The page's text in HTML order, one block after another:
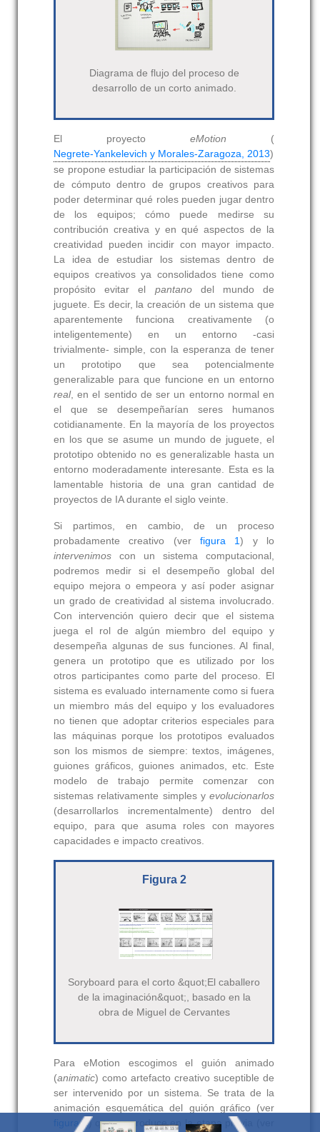
Diagrama de flujo del proceso de
desarrollo de un corto animado.
El proyectoeMotion (
Negrete-Yankelevich y Morales-Zaragoza, 2013)
se propone estudiar la participación de sistemas
de cómputo dentro de grupos creativos para
poder determinar qué roles pueden jugar dentro
de los equipos; cómo puede medirse su
contribución creativa y en qué aspectos de la
creatividad pueden incidir con mayor impacto.
La idea de estudiar los sistemas dentro de
equipos creativos ya consolidados tiene como
propósito evitar el pantanodel mundo de
juguete. Es decir, la creación de un sistema que
aparentemente funciona creativamente (o
inteligentemente) en un entorno -casi
trivialmente- simple, con la esperanza de tener
un prototipo que sea potencialmente
generalizable para que funcione en un entorno
real, en el sentido de ser un entorno normal en
el que se desempeñarían seres humanos
cotidianamente. En la mayoría de los proyectos
en los que se asume un mundo de juguete, el
prototipo obtenido no es generalizable hasta un
entorno moderadamente interesante. Esta es la
lamentable historia de una gran cantidad de
proyectos de IA durante el siglo veinte.
Si partimos, en cambio, de un proceso
probadamente creativo (verfigura 1) y lo
intervenimos con un sistema computacional,
podremos medir si el desempeño global del
equipo mejora o empeora y así poder asignar
un grado de creatividad al sistema involucrado.
Con intervención quiero decir que el sistema
juega el rol de algún miembro del equipo y
desempeña algunas de sus funciones. Al final,
genera un prototipo que es utilizado por los
otros participantes como parte del proceso. El
sistema es evaluado internamente como si fuera
un miembro más del equipo y los evaluadores
no tienen que adoptar criterios especiales para
las máquinas porque los prototipos evaluados
son los mismos de siempre: textos, imágenes,
guiones gráficos, guiones animados, etc. Este
modelo de trabajo permite comenzar con
sistemas relativamente simples yevolucionarlos
(desarrollarlos incrementalmente) dentro del
equipo, para que asuma roles con mayores
capacidades e impacto creativos.
Figura 2
Soryboard para el corto &quot;El caballero
de la imaginación&quot;, basado en la
obra de Miguel de Cervantes
Para eMotion escogimos el guión animado
(animatic) como artefacto creativo suceptible de
ser intervenido por un sistema. Se trata de la
animación esquemática del guión gráfico (ver
figura 2) que se produce en la etapa previa (ver